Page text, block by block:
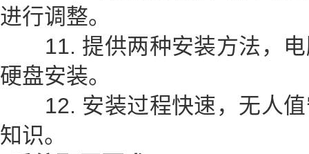
进行调整。
11. 提供两种安装方法，电
硬盘安装。
12. 安装过程快速，无人值
知识。